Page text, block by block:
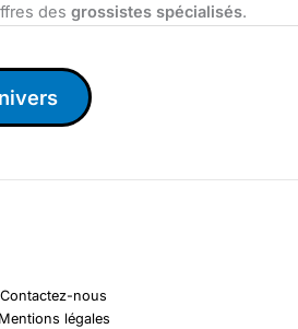
des grossistes spécialisés.
Contactez-nous
Mentions légales